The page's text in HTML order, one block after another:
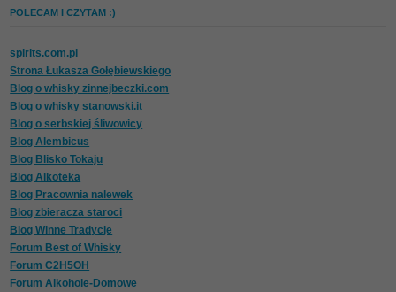
POLECAM I CZYTAM :)
spirits.com.pl
Strona Łukasza Gołębiewskiego
Blog o whisky zinnejbeczki.com
Blog o whisky stanowski.it
Blog o serbskiej śliwowicy
Blog Alembicus
Blog Blisko Tokaju
Blog Alkoteka
Blog Pracownia nalewek
Blog zbieracza staroci
Blog Winne Tradycje
Forum Best of Whisky
Forum C2H5OH
Forum Alkohole-Domowe